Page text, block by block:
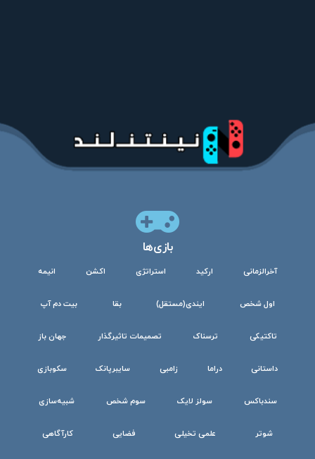
بازی‌ها
آخرالزمانی ارکید استراتژی اکشن انیمه
اول شخص ایندی(مستقل) بقا بیت دم آپ
تاکتیکی ترسناک تصمیمات تاثیرگذار جهان باز
داستانی دراما زامبی سایبرپانک سکوبازی
سندباکس سولز لایک سوم شخص شبیه‌سازی
شوتر علمی تخیلی فضایی کارآگاهی